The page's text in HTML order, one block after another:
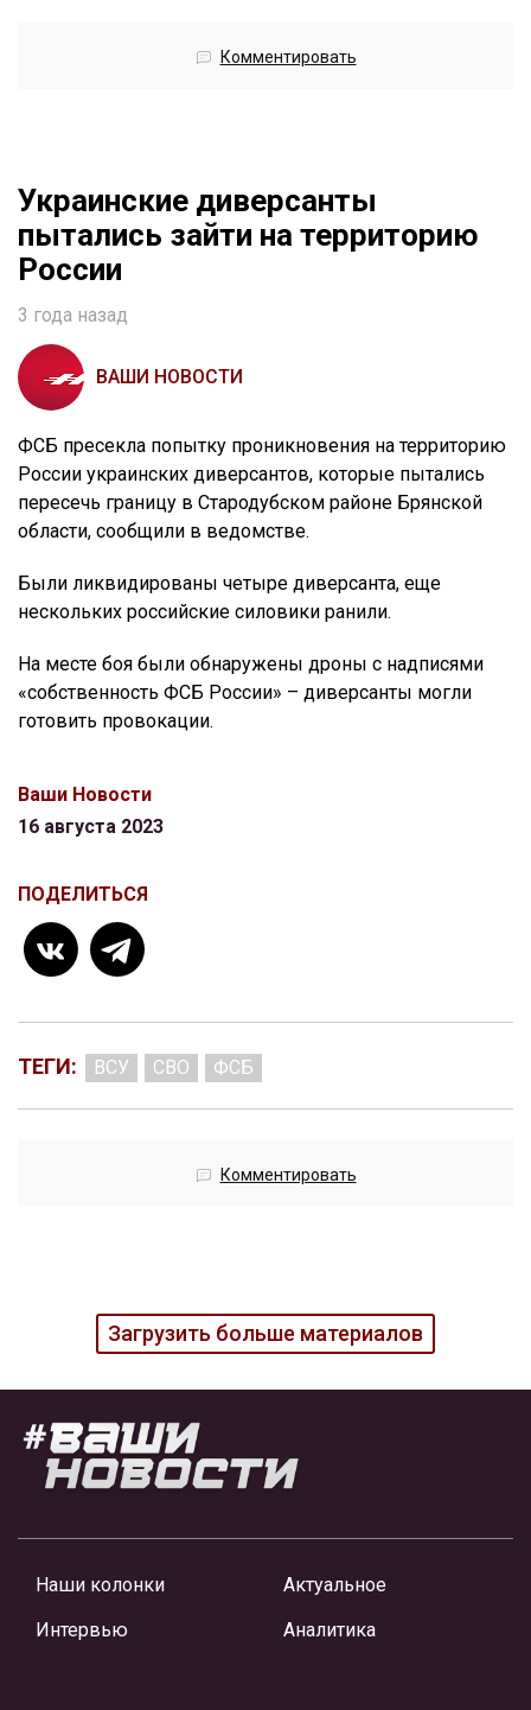
Комментировать
Украинские диверсанты
пытались зайти на территорию
России
3 года назад
ВАШИ НОВОСТИ
ФСБ пресекла попытку проникновения на территорию
России украинских диверсантов, которые пытались
пересечь границу в Стародубском районе Брянской
области, сообщили в ведомстве.
Были ликвидированы четыре диверсанта, еще
нескольких российские силовики ранили.
На месте боя были обнаружены дроны с надписями
«собственность ФСБ России» – диверсанты могли
готовить провокации.
Ваши Новости
16 августа 2023
ПОДЕЛИТЬСЯ
ТЕГИ: ВСУ СВО ФСБ
Комментировать
Загрузить больше материалов
Наши колонки
Интервью
Актуальное
Аналитика